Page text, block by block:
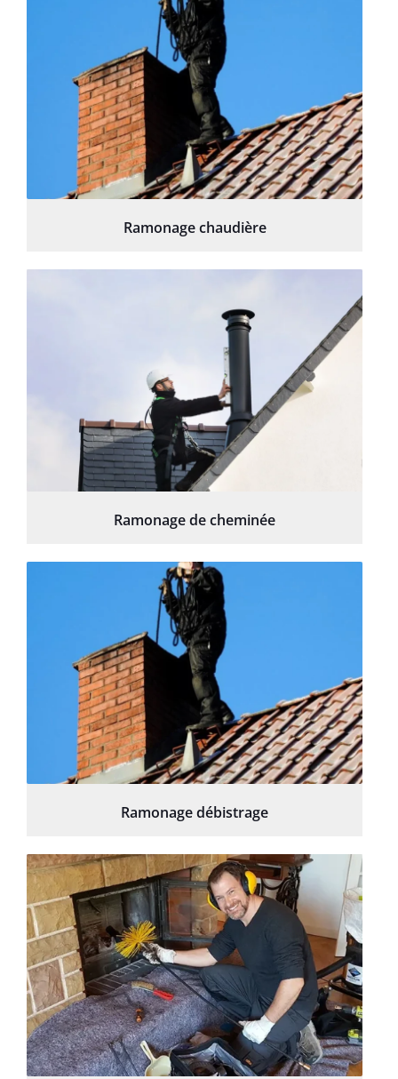
Ramonage chaudière
Ramonage de cheminée
Ramonage débistrage